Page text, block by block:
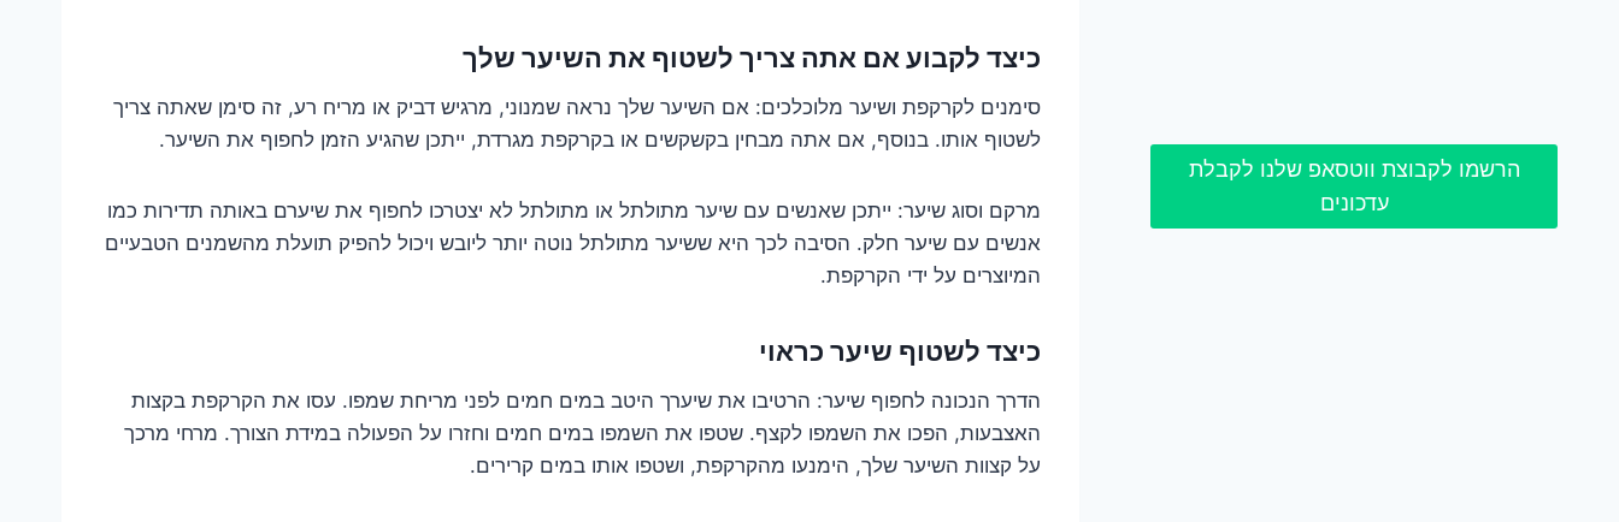
כיצד לקבוע אם אתה צריך לשטוף את השיער שלך
סימנים לקרקפת ושיער מלוכלכים: אם השיער שלך נראה שמנוני, מרגיש דביק או מריח רע, זה סימן שאתה צריך
לשטוף אותו. בנוסף, אם אתה מבחין בקשקשים או בקרקפת מגרדת, ייתכן שהגיע הזמן לחפוף את השיער.
מרקם וסוג שיער: ייתכן שאנשים עם שיער מתולתל או מתולתל לא יצטרכו לחפוף את שיערם באותה תדירות כמו
אנשים עם שיער חלק. הסיבה לכך היא ששיער מתולתל נוטה יותר ליובש ויכול להפיק תועלת מהשמנים הטבעיים
המיוצרים על ידי הקרקפת.
כיצד לשטוף שיער כראוי
הדרך הנכונה לחפוף שיער: הרטיבו את שיערך היטב במים חמים לפני מריחת שמפו. עסו את הקרקפת בקצות
האצבעות, הפכו את השמפו לקצף. שטפו את השמפו במים חמים וחזרו על הפעולה במידת הצורך. מרחי מרכך
על קצוות השיער שלך, הימנעו מהקרקפת, ושטפו אותו במים קרירים.
הרשמו לקבוצת ווטסאפ שלנו לקבלת
עדכונים